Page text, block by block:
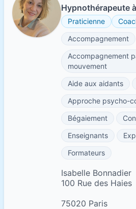
Hypnothérapeute
Praticienne
Accompagnement
Accompagnement
mouvement
Aide aux aidants
Approche psycho-
Bégaiement
Enseignants
Formateurs
Isabelle Bonnadier
100 Rue des Haies
75020 Paris